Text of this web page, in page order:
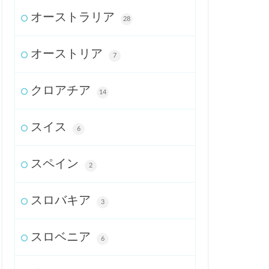
オーストラリア 28
オーストリア 7
クロアチア 14
スイス 6
スペイン 2
スロバキア 3
スロベニア 6